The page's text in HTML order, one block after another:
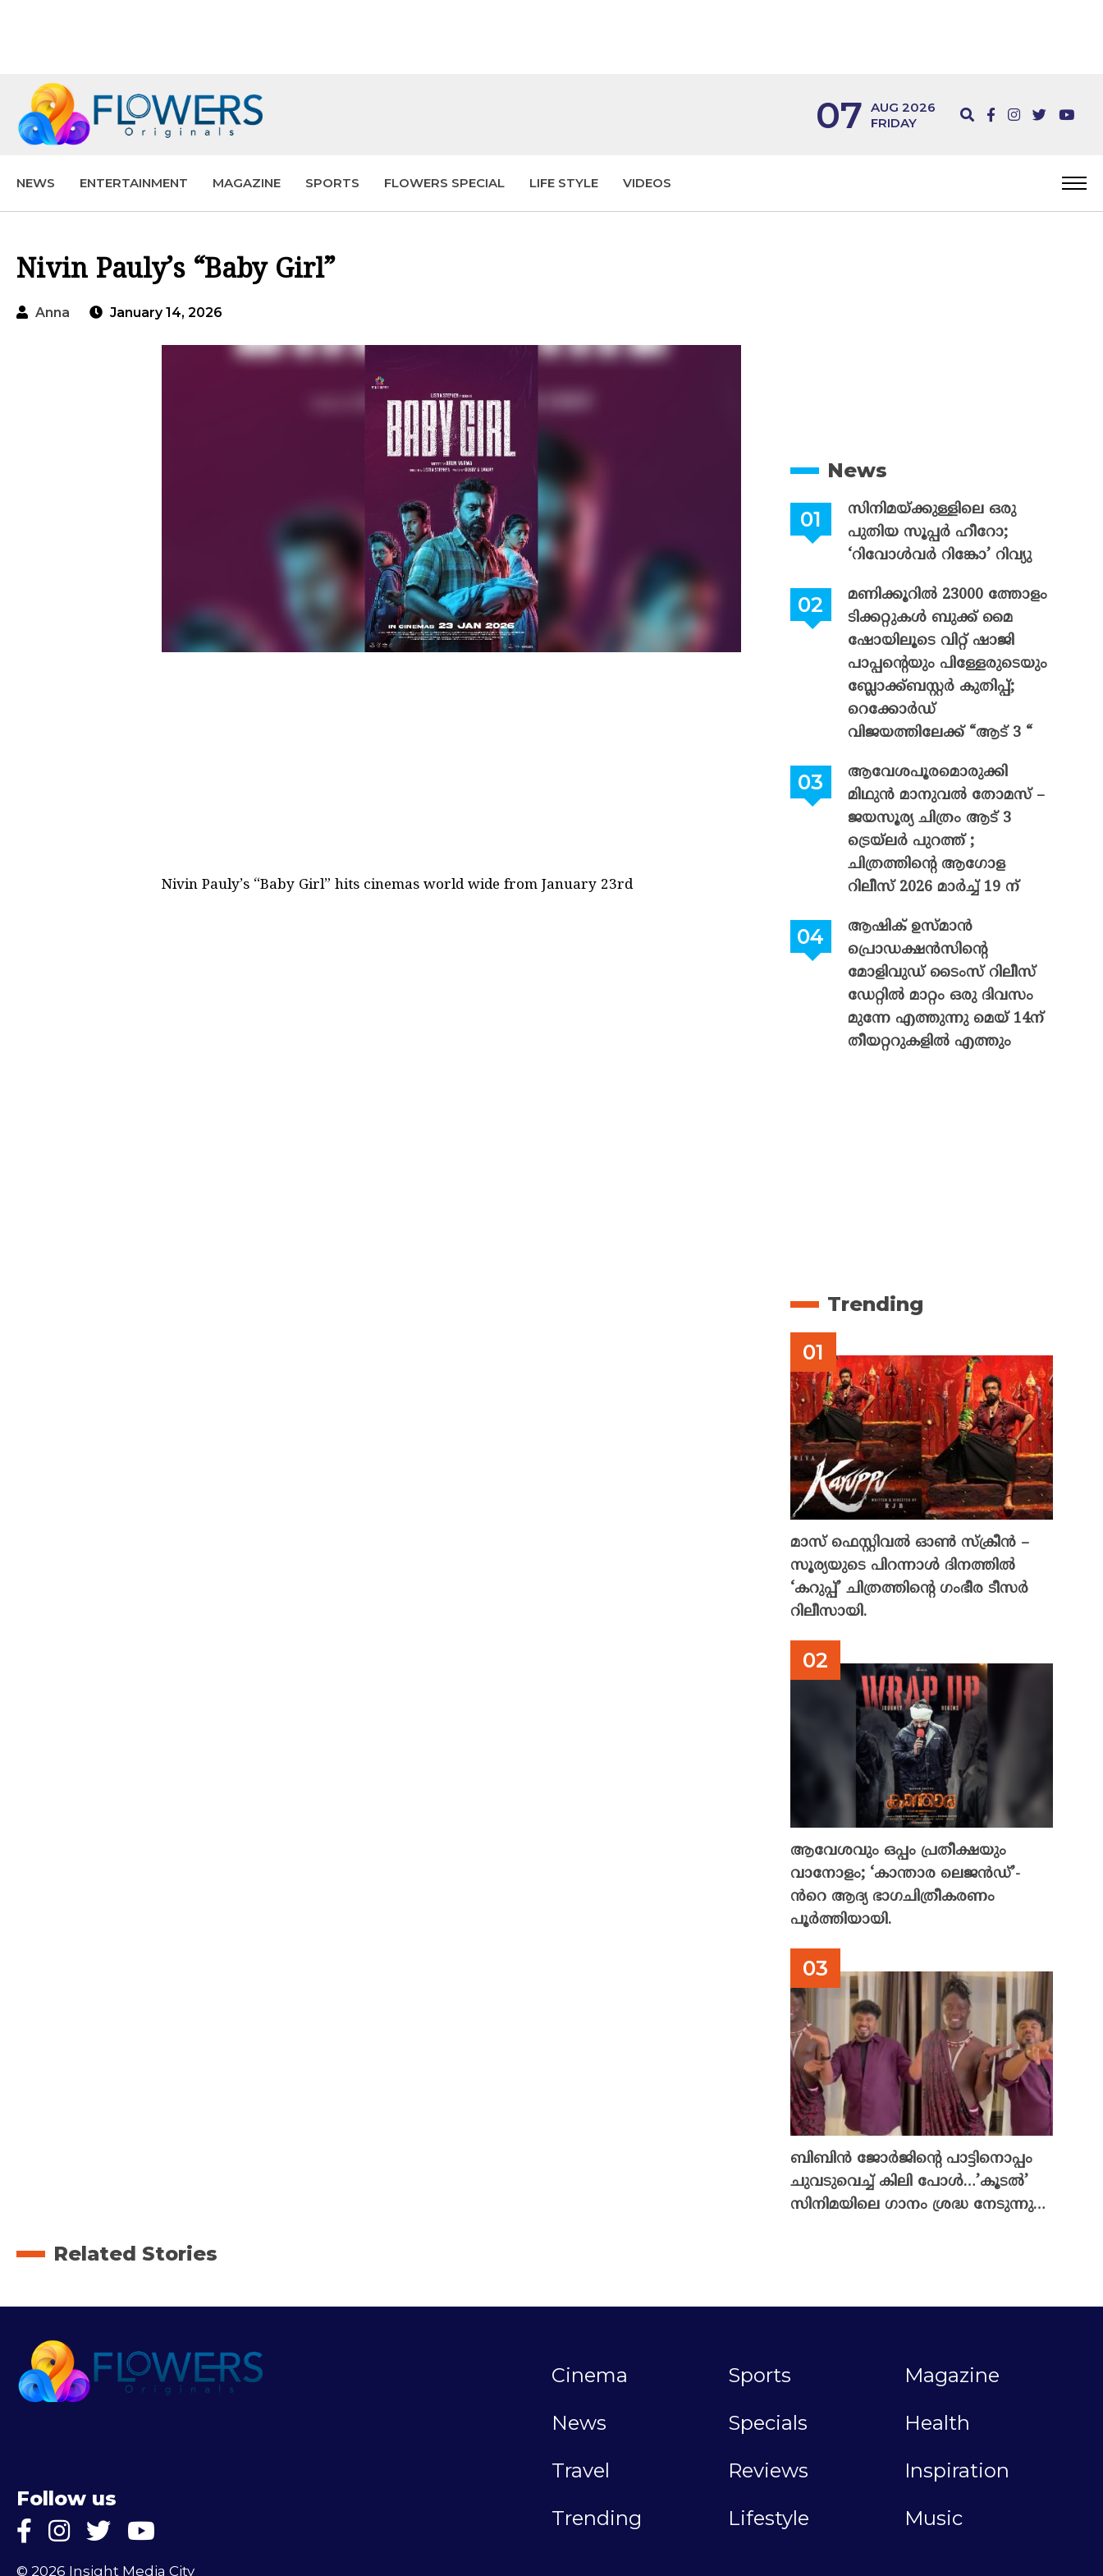
07 AUG 2026
FRIDAY
NEWS ENTERTAINMENT MAGAZINE SPORTS FLOWERS SPECIAL LIFE STYLE VIDEOS
Nivin Pauly’s “Baby Girl”
Anna January 14, 2026
Nivin Pauly’s “Baby Girl” hits cinemas world wide from January 23rd
News
സിനിമയ്ക്കുള്ളിലെ ഒരു
പുതിയ സൂപ്പർ ഹീറോ;
‘റിവോൾവർ റിങ്കോ’ റിവ്യു
മണിക്കൂറിൽ 23000 ത്തോളം
ടിക്കറ്റുകൾ ബുക്ക് മൈ
ഷോയിലൂടെ വിറ്റ് ഷാജി
പാപ്പന്റെയും പിള്ളേരുടെയും
ബ്ലോക്ക്ബസ്റ്റർ കുതിപ്പ്;
റെക്കോർഡ്
വിജയത്തിലേക്ക് “ആട് 3 “
ആവേശപൂരമൊരുക്കി
മിഥുൻ മാനുവൽ തോമസ് –
ജയസൂര്യ ചിത്രം ആട് 3
ട്രെയ്‌ലർ പുറത്ത് ;
ചിത്രത്തിന്റെ ആഗോള
റിലീസ് 2026 മാർച്ച് 19 ന്
ആഷിക് ഉസ്മാൻ
പ്രൊഡക്ഷൻസിന്റെ
മോളിവുഡ് ടൈംസ് റിലീസ്
ഡേറ്റിൽ മാറ്റം ഒരു ദിവസം
മുന്നേ എത്തുന്നു മെയ് 14ന്
തീയറ്ററുകളിൽ എത്തും
Trending
മാസ് ഫെസ്റ്റിവൽ ഓൺ സ്‌ക്രീൻ –
സൂര്യയുടെ പിറന്നാൾ ദിനത്തിൽ
‘കറുപ്പ്’ ചിത്രത്തിന്റെ ഗംഭീര ടീസർ
റിലീസായി.
ആവേശവും ഒപ്പം പ്രതീക്ഷയും
വാനോളം; ‘കാന്താര ലെജൻഡ്’-
ൻറെ ആദ്യ ഭാഗചിത്രീകരണം
പൂർത്തിയായി.
ബിബിൻ ജോർജിന്റെ പാട്ടിനൊപ്പം
ചുവടുവെച്ച് കിലി പോൾ…’കൂടൽ’
സിനിമയിലെ ഗാനം ശ്രദ്ധ നേടുന്നു…
Related Stories
Follow us
© 2026 Insight Media City
Cinema Sports
Magazine
News
Specials
Health
Travel
Reviews
Inspiration
Trending
Lifestyle Music